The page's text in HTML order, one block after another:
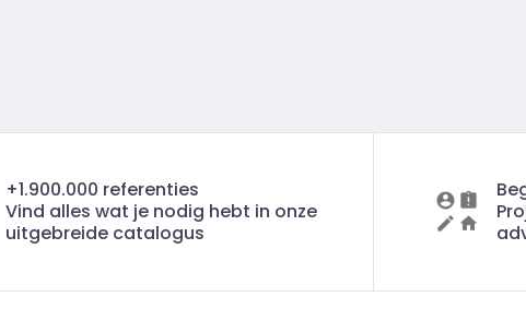
+1.900.000 referenties
Vind alles wat je nodig hebt in onze
uitgebreide catalogus